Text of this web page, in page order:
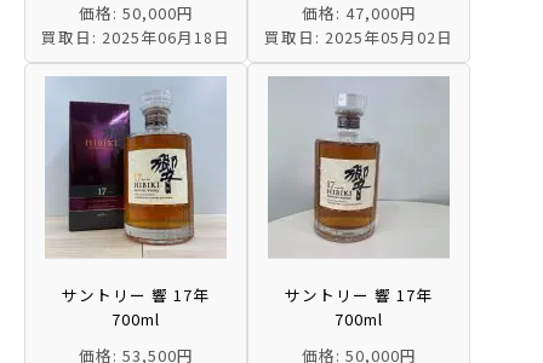
価格: 50,000円
買取日: 2025年06月18日
価格: 47,000円
買取日: 2025年05月02日
サントリー 響 17年
700ml
価格: 53,500円
サントリー 響 17年
700ml
価格: 50,000円